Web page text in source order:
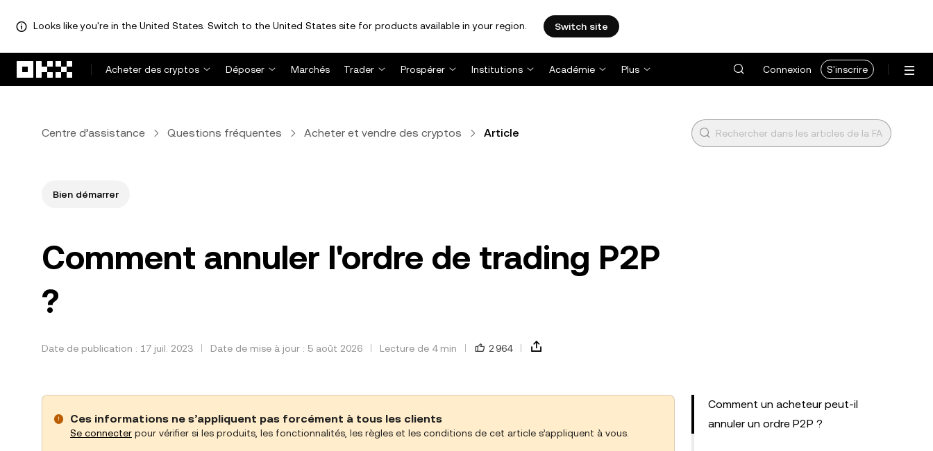
Looks like you're in the United States. Switch to the United States site for products available in your region. Switch site
Acheter des cryptos
Déposer Marchés Trader Prospérer Institutions Académie Plus Connexion S'inscrire
Centre d’assistance Questions fréquentes Acheter et vendre des cryptos Article
Bien démarrer
Comment annuler l'ordre de trading P2P
?
Date de publication : 17 juil. 2023 Date de mise à jour : 5 août 2026 Lecture de 4 min 2 964
Ces informations ne s’appliquent pas forcément à tous les clients
Se connecter pour vérifier si les produits, les fonctionnalités, les règles et les conditions de cet article s’appliquent à vous.
Comment un acheteur peut-il
annuler un ordre P2P ?